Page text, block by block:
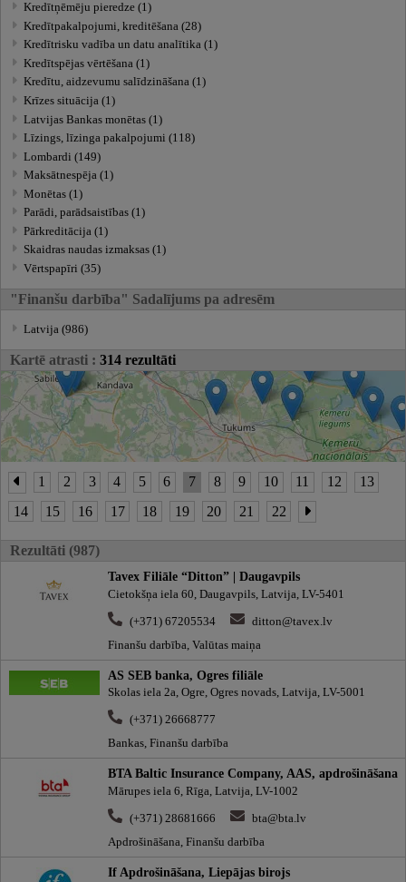
Kredītņēmēju pieredze (1)
Kredītpakalpojumi, kreditēšana (28)
Kredītrisku vadība un datu analītika (1)
Kredītspējas vērtēšana (1)
Kredītu, aidzevumu salīdzināšana (1)
Krīzes situācija (1)
Latvijas Bankas monētas (1)
Līzings, līzinga pakalpojumi (118)
Lombardi (149)
Maksātnespēja (1)
Monētas (1)
Parādi, parādsaistības (1)
Pārkreditācija (1)
Skaidras naudas izmaksas (1)
Vērtspapīri (35)
"Finanšu darbība" Sadalījums pa adresēm
Latvija (986)
Kartē atrasti : 314 rezultāti
1 2 3 4 5 6 7 8 9 10 11 12
13
14
15 16 17 18 19 20 21 22
Rezultāti (987)
Tavex Filiāle “Ditton” | Daugavpils
Cietokšņa iela 60, Daugavpils, Latvija, LV-5401
(+371) 67205534
ditton@tavex.lv
Finanšu darbība, Valūtas maiņa
AS SEB banka, Ogres filiāle
Skolas iela 2a, Ogre, Ogres novads, Latvija, LV-5001
(+371) 26668777
Bankas, Finanšu darbība
BTA Baltic Insurance Company, AAS, apdrošināšana
Mārupes iela 6, Rīga, Latvija, LV-1002
(+371) 28681666
bta@bta.lv
Apdrošināšana, Finanšu darbība
If Apdrošināšana, Liepājas birojs